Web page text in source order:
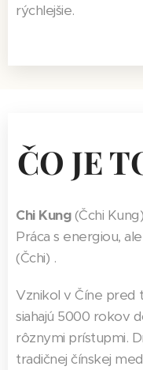
rýchlejšie.
ČO JE
Chi Kung(Čchi
Práca s energiou,
(Čchi) .
Vznikol v Číne pred
siahajú 5000 rokov
rôznymi prístupmi.
tradičnej čínskej